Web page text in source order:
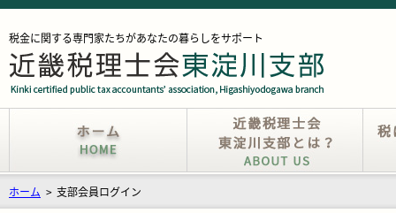
税金に関する専門家たちがあなたの暮らしをサポート
ホーム > 支部会員ログイン